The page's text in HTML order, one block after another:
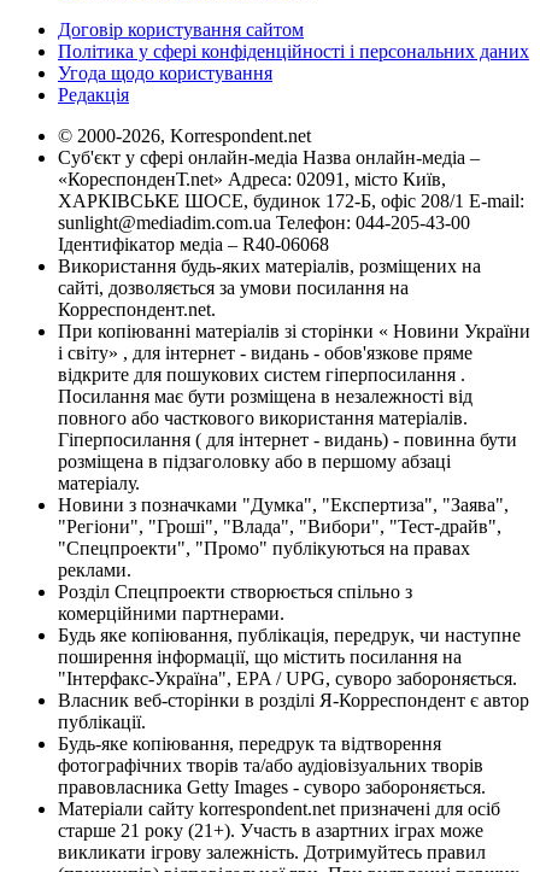
Договір користування сайтом
Політика у сфері конфіденційності і персональних даних
Угода щодо користування
Редакція
© 2000-2026, Korrespondent.net
Суб'єкт у сфері онлайн-медіа Назва онлайн-медіа –
«КореспонденТ.net» Адреса: 02091, місто Київ,
ХАРКІВСЬКЕ ШОСЕ, будинок 172-Б, офіс 208/1 E-mail:
sunlight@mediadim.com.ua Телефон: 044-205-43-00
Ідентифікатор медіа – R40-06068
Використання будь-яких матеріалів, розміщених на
сайті, дозволяється за умови посилання на
Корреспондент.net.
При копіюванні матеріалів зі сторінки « Новини України
і світу» , для інтернет - видань - обов'язкове пряме
відкрите для пошукових систем гіперпосилання .
Посилання має бути розміщена в незалежності від
повного або часткового використання матеріалів.
Гіперпосилання ( для інтернет - видань) - повинна бути
розміщена в підзаголовку або в першому абзаці
матеріалу.
Новини з позначками "Думка", "Експертиза", "Заява",
"Регіони", "Гроші", "Влада", "Вибори", "Тест-драйв",
"Спецпроекти", "Промо" публікуються на правах
реклами.
Розділ Спецпроекти створюється спільно з
комерційними партнерами.
Будь яке копіювання, публікація, передрук, чи наступне
поширення інформації, що містить посилання на
"Інтерфакс-Україна", EPA / UPG, суворо забороняється.
Власник веб-сторінки в розділі Я-Корреспондент є автор
публікації.
Будь-яке копіювання, передрук та відтворення
фотографічних творів та/або аудіовізуальних творів
правовласника Getty Images - суворо забороняється.
Матеріали сайту korrespondent.net призначені для осіб
старше 21 року (21+). Участь в азартних іграх може
викликати ігрову залежність. Дотримуйтесь правил